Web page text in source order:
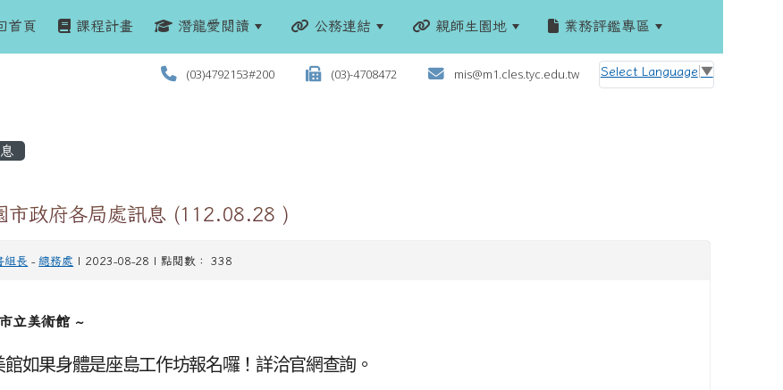
首頁 課程計畫 潛龍愛閱讀 公務連結 親師生園地 業務評鑑專區
(03)4792153#200 (03)-4708472 mis@m1.cles.tyc.edu.tw Select Language ▼
市政府各局處訊息 (112.08.28 )
組長 - 總務處 | 2023-08-28 | 點閱數： 338
立美術館 ~
館如果身體是座島工作坊報名囉！詳洽官網查詢。